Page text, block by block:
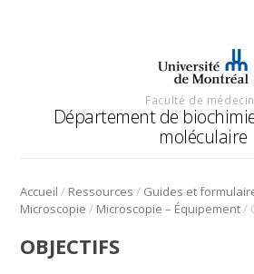
Faculté de
Département de
moléculaire
Accueil / Ressources / Guides et
Microscopie / Microscopie – Équipement/
OBJECTIFS